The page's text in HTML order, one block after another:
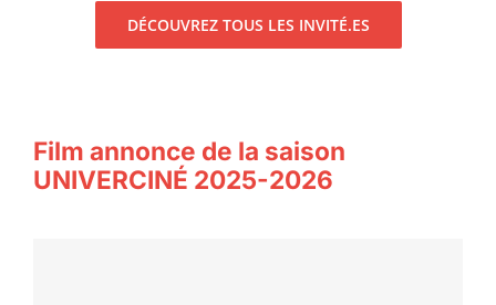
DÉCOUVREZ TOUS LES INVITÉ.ES
Film annonce de la saison
UNIVERCINÉ 2025-2026